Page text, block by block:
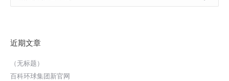
近期文章
（无标题）
百科环球集团新官网